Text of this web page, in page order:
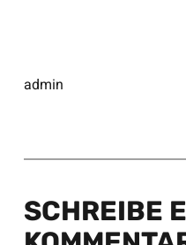
admin
SCHREIBE